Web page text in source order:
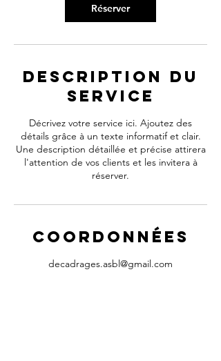
Réserver
Description du
service
Décrivez votre service ici. Ajoutez des
détails grâce à un texte informatif et clair.
Une description détaillée et précise attirera
l'attention de vos clients et les invitera à
réserver.
Coordonnées
decadrages.asbl@gmail.com